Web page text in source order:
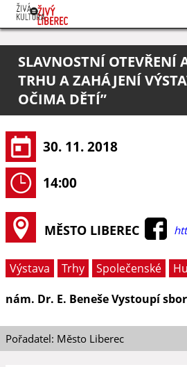
O projektu
Pořadatelé
SLAVNOSTNÍ OTEVŘENÍ
TRHU A ZAHÁJENÍ
OČIMA DĚTÍ”
30. 11. 2018
14:00
MĚSTO LIBEREC
Výstava Trhy Společenské
nám. Dr. E. Beneše Vystoupí
Pořadatel: Město Liberec